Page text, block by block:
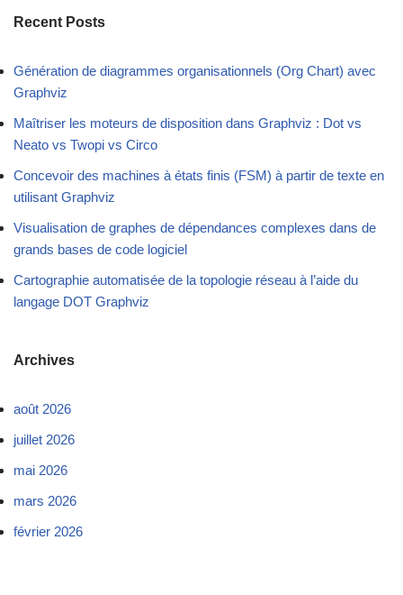
Recent Posts
Génération de diagrammes organisationnels (Org Chart) avec
Graphviz
Maîtriser les moteurs de disposition dans Graphviz : Dot vs
Neato vs Twopi vs Circo
Concevoir des machines à états finis (FSM) à partir de texte en
utilisant Graphviz
Visualisation de graphes de dépendances complexes dans de
grands bases de code logiciel
Cartographie automatisée de la topologie réseau à l’aide du
langage DOT Graphviz
Archives
août 2026
juillet 2026
mai 2026
mars 2026
février 2026